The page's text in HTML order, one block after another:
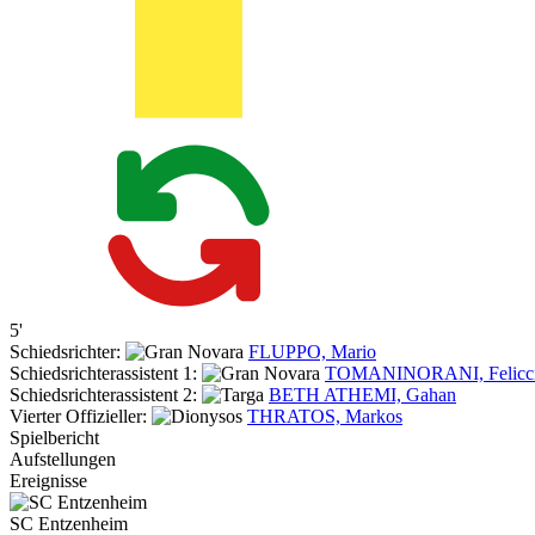
5'
Schiedsrichter:
FLUPPO, Mario
Schiedsrichterassistent 1:
TOMANINORANI,
Schiedsrichterassistent 2:
BETH ATHEMI, Gahan
Vierter Offizieller:
THRATOS, Markos
Spielbericht
Aufstellungen
Ereignisse
SC Entzenheim